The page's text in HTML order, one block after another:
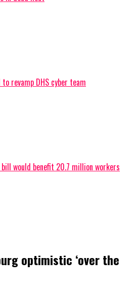
revamp DHS cyber team
would benefit 20.7 million workers
optimistic ‘over the